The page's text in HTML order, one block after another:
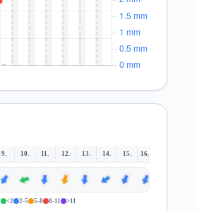
9. 10. 11. 12. 13. 14. 15. 16.